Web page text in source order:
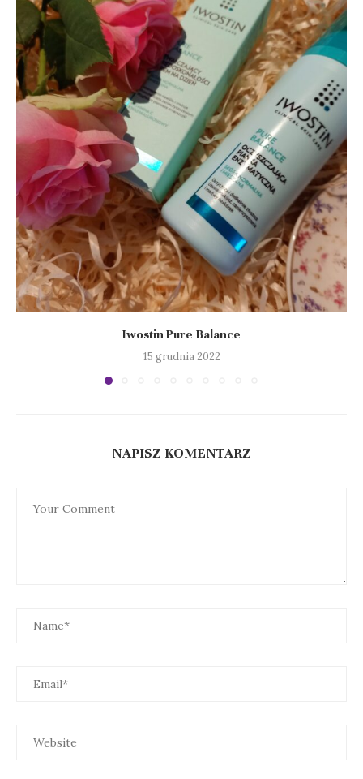
Iwostin Pure Balance
15 grudnia 2022
NAPISZ KOMENTARZ